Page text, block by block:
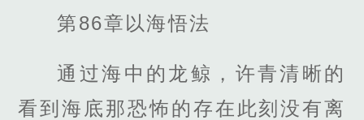
第86章以海悟法
通过海中的龙鲸，许青清晰的
看到海底那恐怖的存在此刻没有离